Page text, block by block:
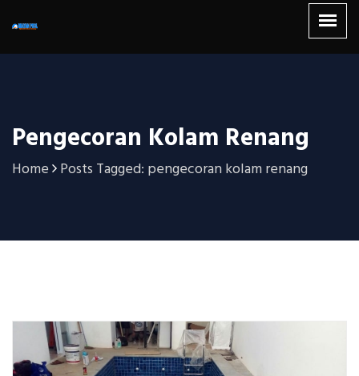
Pengecoran Kolam Renang
Home Posts Tagged: pengecoran kolam renang